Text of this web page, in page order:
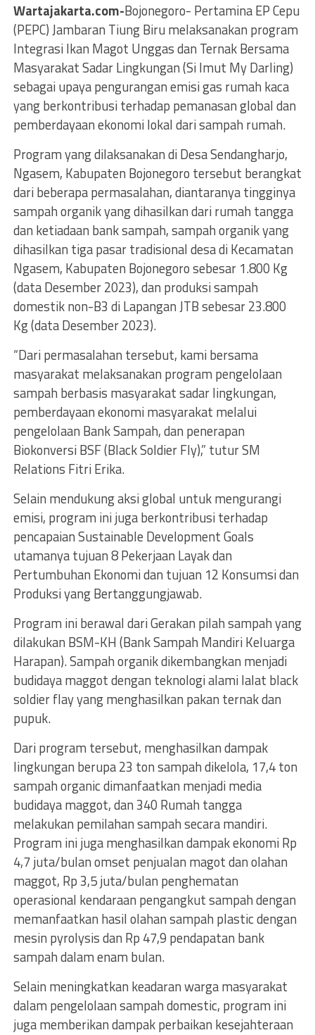
Wartajakarta.com-Bojonegoro- Pertamina EP Cepu
(PEPC) Jambaran Tiung Biru melaksanakan program
Integrasi Ikan Magot Unggas dan Ternak Bersama
Masyarakat Sadar Lingkungan (Si Imut My Darling)
sebagai upaya pengurangan emisi gas rumah kaca
yang berkontribusi terhadap pemanasan global dan
pemberdayaan ekonomi lokal dari sampah rumah.
Program yang dilaksanakan di Desa Sendangharjo,
Ngasem, Kabupaten Bojonegoro tersebut berangkat
dari beberapa permasalahan, diantaranya tingginya
sampah organik yang dihasilkan dari rumah tangga
dan ketiadaan bank sampah, sampah organik yang
dihasilkan tiga pasar tradisional desa di Kecamatan
Ngasem, Kabupaten Bojonegoro sebesar 1.800 Kg
(data Desember 2023), dan produksi sampah
domestik non-B3 di Lapangan JTB sebesar 23.800
Kg (data Desember 2023).
“Dari permasalahan tersebut, kami bersama
masyarakat melaksanakan program pengelolaan
sampah berbasis masyarakat sadar lingkungan,
pemberdayaan ekonomi masyarakat melalui
pengelolaan Bank Sampah, dan penerapan
Biokonversi BSF (Black Soldier Fly),” tutur SM
Relations Fitri Erika.
Selain mendukung aksi global untuk mengurangi
emisi, program ini juga berkontribusi terhadap
pencapaian Sustainable Development Goals
utamanya tujuan 8 Pekerjaan Layak dan
Pertumbuhan Ekonomi dan tujuan 12 Konsumsi dan
Produksi yang Bertanggungjawab.
Program ini berawal dari Gerakan pilah sampah yang
dilakukan BSM-KH (Bank Sampah Mandiri Keluarga
Harapan). Sampah organik dikembangkan menjadi
budidaya maggot dengan teknologi alami lalat black
soldier flay yang menghasilkan pakan ternak dan
pupuk.
Dari program tersebut, menghasilkan dampak
lingkungan berupa 23 ton sampah dikelola, 17,4 ton
sampah organic dimanfaatkan menjadi media
budidaya maggot, dan 340 Rumah tangga
melakukan pemilahan sampah secara mandiri.
Program ini juga menghasilkan dampak ekonomi Rp
4,7 juta/bulan omset penjualan magot dan olahan
maggot, Rp 3,5 juta/bulan penghematan
operasional kendaraan pengangkut sampah dengan
memanfaatkan hasil olahan sampah plastic dengan
mesin pyrolysis dan Rp 47,9 pendapatan bank
sampah dalam enam bulan.
Selain meningkatkan keadaran warga masyarakat
dalam pengelolaan sampah domestic, program ini
juga memberikan dampak perbaikan kesejahteraan